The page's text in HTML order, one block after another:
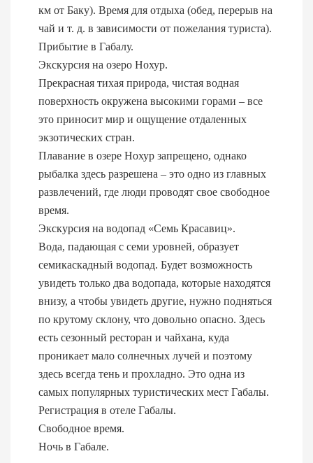
км от Баку). Время для отдыха (обед, перерыв на
чай и т. д. в зависимости от пожелания туриста).
Прибытие в Габалу.
Экскурсия на озеро Нохур.
Прекрасная тихая природа, чистая водная
поверхность окружена высокими горами – все
это приносит мир и ощущение отдаленных
экзотических стран.
Плавание в озере Нохур запрещено, однако
рыбалка здесь разрешена – это одно из главных
развлечений, где люди проводят свое свободное
время.
Экскурсия на водопад «Семь Красавиц».
Вода, падающая с семи уровней, образует
семикаскадный водопад. Будет возможность
увидеть только два водопада, которые находятся
внизу, а чтобы увидеть другие, нужно подняться
по крутому склону, что довольно опасно. Здесь
есть сезонный ресторан и чайхана, куда
проникает мало солнечных лучей и поэтому
здесь всегда тень и прохладно. Это одна из
самых популярных туристических мест Габалы.
Регистрация в отеле Габалы.
Свободное время.
Ночь в Габале.